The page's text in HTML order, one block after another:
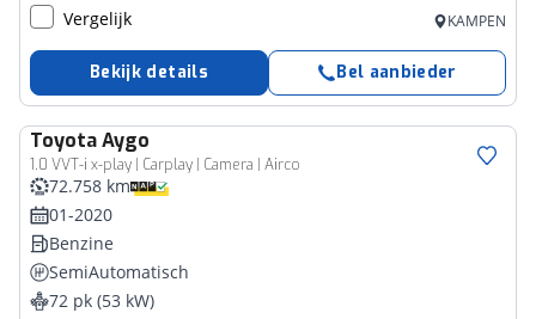
Vergelijk KAMPEN
Bekijk details Bel aanbieder
ToyotaAygo
1.0 VVT-i x-play | Carplay | Camera | Airco
72.758 km
01-2020
Benzine
SemiAutomatisch
72 pk (53 kW)